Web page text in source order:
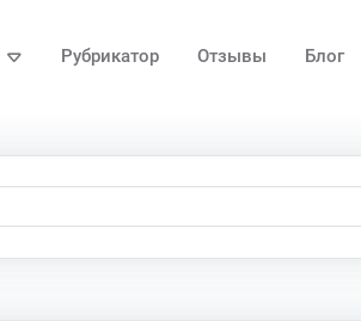
Рубрикатор Отзывы Блог